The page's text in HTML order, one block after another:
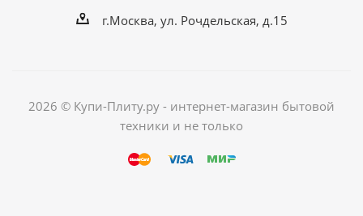
г.Москва, ул. Рочдельская, д.15
2026 © Купи-Плиту.ру - интернет-магазин бытовой
техники и не только